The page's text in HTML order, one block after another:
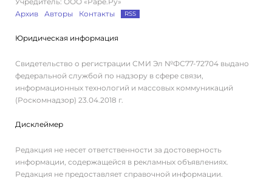
Архив
Авторы Контакты RSS
Юридическая информация
Свидетельство о регистрации СМИ Эл №ФС77-72704 выдано
федеральной службой по надзору в сфере связи,
информационных технологий и массовых коммуникаций
(Роскомнадзор) 23.04.2018 г.
Дисклеймер
Редакция не несет ответственности за достоверность
информации, содержащейся в рекламных объявлениях.
Редакция не предоставляет справочной информации.